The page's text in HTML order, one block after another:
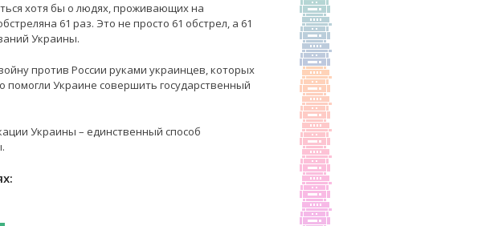
хотя бы о людях, проживающих на
61 раз. Это не просто 61 обстрел, а 61
Украины.
против России руками украинцев, которых
Украине совершить государственный
Украины – единственный способ